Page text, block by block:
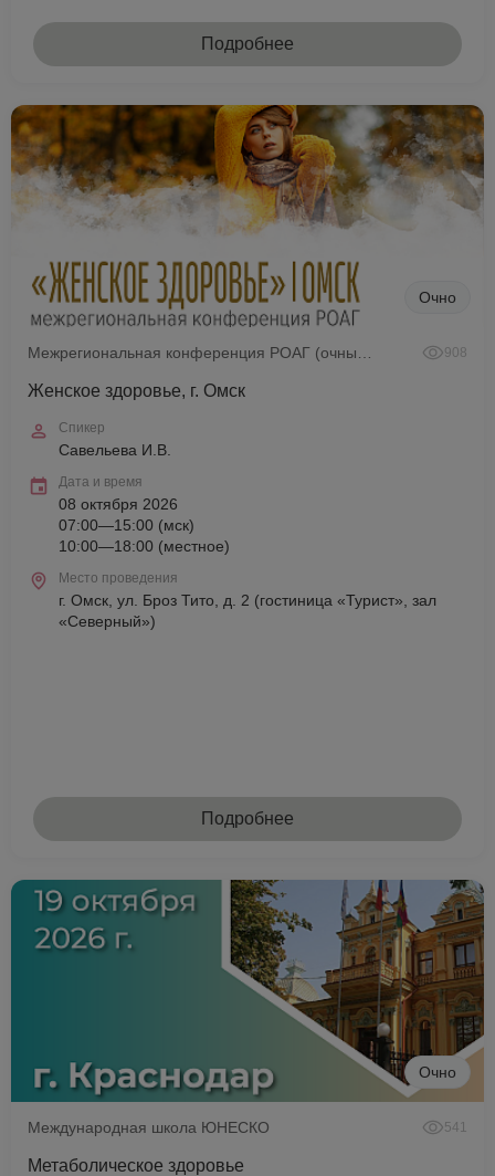
Подробнее
Очно
908
Женское здоровье, г. Омск
Спикер
Савельева И.В.
Дата и время
08 октября 2026
07:00—15:00 (мск)
10:00—18:00 (местное)
Место проведения
г. Омск, ул. Броз Тито, д. 2 (гостиница «Турист», зал
«Северный»)
Подробнее
Очно
Международная школа ЮНЕСКО 541
Метаболическое здоровье